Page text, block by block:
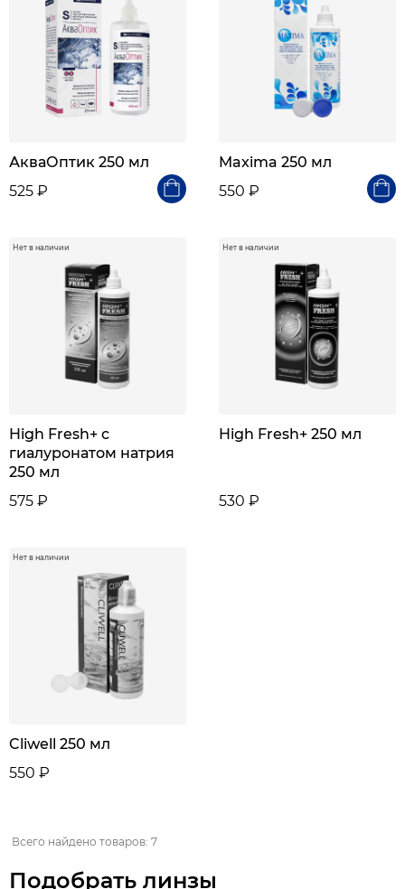
АкваОптик 250 мл
525 ₽
Maxima 250 мл
550 ₽
Нет в наличии
High Fresh+ с
гиалуронатом натрия
250 мл
575 ₽
Нет в наличии
High Fresh+ 250 мл
530 ₽
Нет в наличии
Cliwell 250 мл
550 ₽
Всего найдено товаров: 7
Подобрать линзы